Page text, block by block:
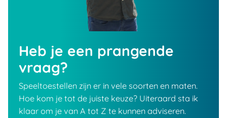
Heb je een prangende
vraag?
Speeltoestellen zijn er in vele soorten en maten.
Hoe kom je tot de juiste keuze? Uiteraard sta ik
klaar om je van A tot Z te kunnen adviseren.